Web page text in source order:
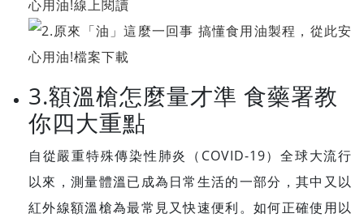
3.額溫槍怎麼量才準 食藥署教
你四大重點
自從嚴重特殊傳染性肺炎（COVID-19）全球大流行
以來，測量體溫已成為日常生活的一部分，其中又以
紅外線額溫槍為最常見又快速便利。如何正確使用以